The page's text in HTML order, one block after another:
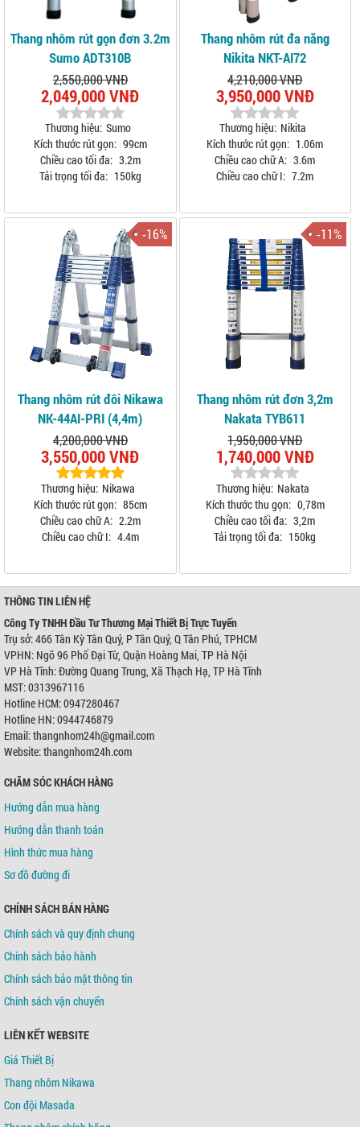
Thang nhôm rút gọn đơn 3.2m
Sumo ADT310B
2,550,000 VNĐ
2,049,000 VNĐ
Thương hiệu: Sumo
Kích thước rút gọn: 99cm
Chiều cao tối đa: 3.2m
Tải trọng tối đa: 150kg
Thang nhôm rút đa năng
Nikita NKT-AI72
4,210,000 VNĐ
3,950,000 VNĐ
Thương hiệu: Nikita
Kích thước rút gọn: 1.06m
Chiều cao chữ A: 3.6m
Chiều cao chữ I: 7.2m
-16%
Thang nhôm rút đôi Nikawa
NK-44AI-PRI (4,4m)
4,200,000 VNĐ
3,550,000 VNĐ
Thương hiệu: Nikawa
Kích thước rút gọn: 85cm
Chiều cao chữ A: 2.2m
Chiều cao chữ I: 4.4m
-11%
Thang nhôm rút đơn 3,2m
Nakata TYB611
1,950,000 VNĐ
1,740,000 VNĐ
Thương hiệu: Nakata
Kích thước thu gọn: 0,78m
Chiều cao tối đa: 3,2m
Tải trọng tối đa: 150kg
THÔNG TIN LIÊN HỆ
Công Ty TNHH Đầu Tư Thương Mại Thiết Bị Trực Tuyến
Trụ sở: 466 Tân Kỳ Tân Quý, P Tân Quý, Q Tân Phú, TPHCM
VPHN: Ngõ 96 Phố Đại Từ, Quận Hoàng Mai, TP Hà Nội
VP Hà Tĩnh: Đường Quang Trung, Xã Thạch Hạ, TP Hà Tĩnh
MST: 0313967116
Hotline HCM: 0947280467
Hotline HN: 0944746879
Email: thangnhom24h@gmail.com
Website: thangnhom24h.com
CHĂM SÓC KHÁCH HÀNG
Hướng dẫn mua hàng
Hướng dẫn thanh toán
Hình thức mua hàng
Sơ đồ đường đi
CHÍNH SÁCH BÁN HÀNG
Chính sách và quy định chung
Chính sách bảo hành
Chính sách bảo mật thông tin
Chính sách vận chuyển
LIÊN KẾT WEBSITE
Giá Thiết Bị
Thang nhôm Nikawa
Con đội Masada